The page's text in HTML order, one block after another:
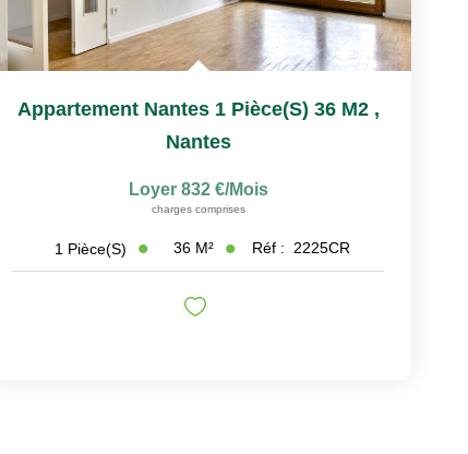
Appartement Nantes 1 Pièce(s) 36 M2 ,
Nantes
Loyer 832 €/mois
charges comprises
1 Pièce(s) 36 M² Réf : 2225CR